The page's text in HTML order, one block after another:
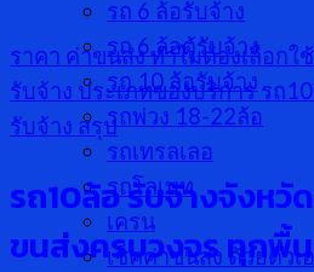
รถ 6 ล้อรับจ้าง
รถ 6 ล้อตู้รับจ้าง
รถ 10 ล้อรับจ้าง
รถพ่วง 18-22ล้อ
รถเทรลเลอ
รถโลเบท
เครน
เช็คค่าขนส่ง ด้วยตัวเ
ราคา ค่าขนส่งทำไมต้องเลือกใ
รับจ้าง ประเภทของบริการ รถ
รับจ้าง สรุป
รถ10ล้อ รับจ้างจังหวั
ขนส่งครบวงจร ทุกพื้